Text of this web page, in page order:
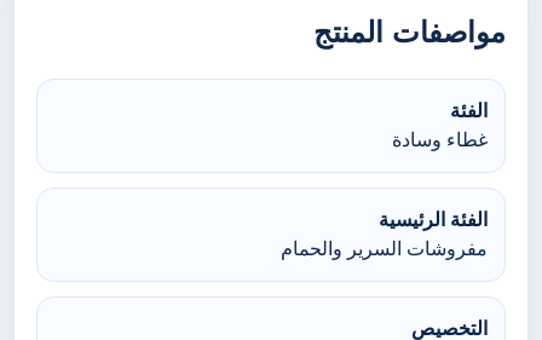
مواصفات المنتج
الفئة
غطاء وسادة
الفئة الرئيسية
مفروشات السرير والحمام
التخصيص